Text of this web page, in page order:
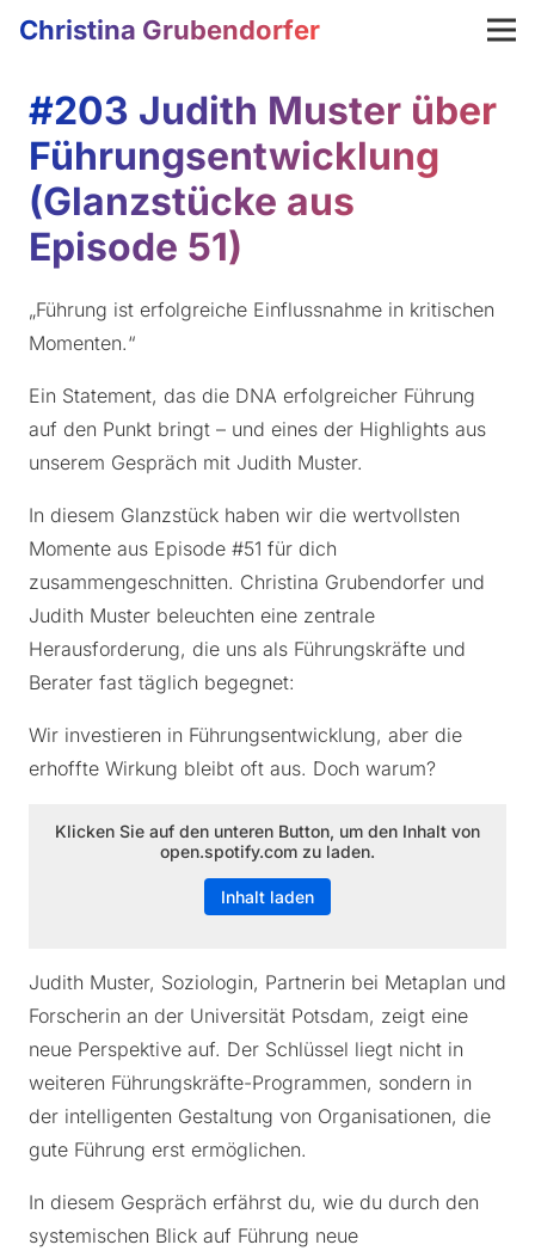
Christina Grubendorfer
#203 Judith Muster über
Führungsentwicklung
(Glanzstücke aus
Episode 51)
„Führung ist erfolgreiche Einflussnahme in kritischen
Momenten.“
Ein Statement, das die DNA erfolgreicher Führung
auf den Punkt bringt – und eines der Highlights aus
unserem Gespräch mit Judith Muster.
In diesem Glanzstück haben wir die wertvollsten
Momente aus Episode #51 für dich
zusammengeschnitten. Christina Grubendorfer und
Judith Muster beleuchten eine zentrale
Herausforderung, die uns als Führungskräfte und
Berater fast täglich begegnet:
Wir investieren in Führungsentwicklung, aber die
erhoffte Wirkung bleibt oft aus. Doch warum?
Klicken Sie auf den unteren Button, um den Inhalt von
open.spotify.com zu laden.
Inhalt laden
Judith Muster, Soziologin, Partnerin bei Metaplan und
Forscherin an der Universität Potsdam, zeigt eine
neue Perspektive auf. Der Schlüssel liegt nicht in
weiteren Führungskräfte-Programmen, sondern in
der intelligenten Gestaltung von Organisationen, die
gute Führung erst ermöglichen.
In diesem Gespräch erfährst du, wie du durch den
systemischen Blick auf Führung neue